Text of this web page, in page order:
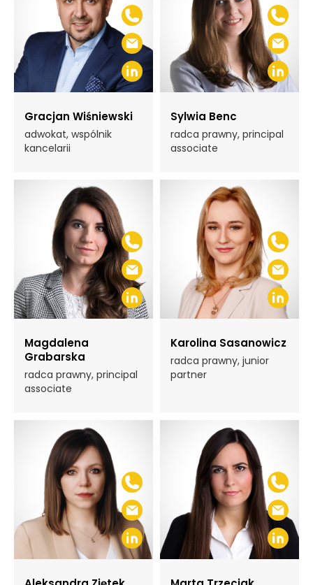
Gracjan Wiśniewski
adwokat, wspólnik
kancelarii
Sylwia Benc
radca prawny, principal
associate
Magdalena
Grabarska
radca prawny, principal
associate
Karolina Sasanowicz
radca prawny, junior
partner